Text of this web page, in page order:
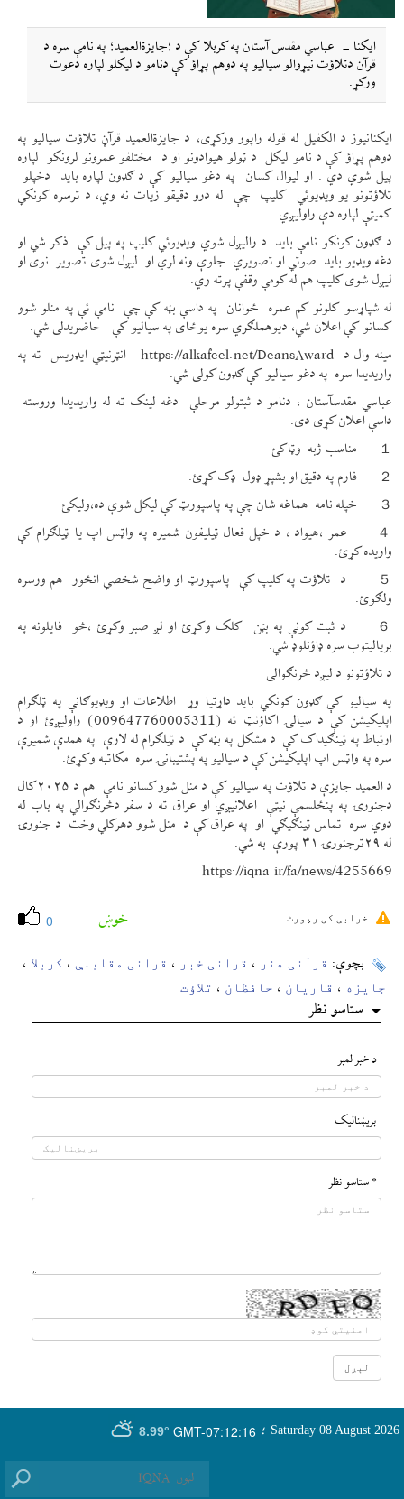
ایکنا - عباسي مقدس آستان په کربلا کې د ؛جایزةالعمید؛ په نامې سره د
قرآن دتلاؤت نیړوالو سیالیو په دوهم پړاؤ کې دنامو د لیکلو لپاره دعوت
ورکړ.
ایکنانیوز د الکفیل له قوله راپور ورکړی، د جایزةالعمید قرآڼ تلاؤت سیالیو په
دوهم پړاؤ کې د نامو لیکل د ټولو هیوادونو او د مختلفو عمرونو لرونکو لپاره
پیل شوي دي . او لیوال کسان په دغو سیالیو کې د ګډون لپاره باید دخپلو
تلاؤتونو یو ویډیوئي کلیپ چې له درو دقیقو زیات نه وي، د ترسره کونکي
کمیټې لپاره دې راولیږي.
د ګډون کونکو نامې باید د رالیږل شوي ویډیوئي کلیپ په پیل کې ذکر شي او
دغه ویډیو باید صوتي او تصویري جلوې ونه لري او لیږل شوی تصویر نوی او
لیږل شوی کلیپ هم له کومې وقفې پرته وي.
له شپاړسو کلونو کم عمره ځوانان په داسې بڼه کې چې نامې ئې په منلو شوو
کسانو کې اعلان شي، دیوهملګري سره یوځای په سیالیو کې حاضریدلی شي.
مینه وال د https://alkafeel.net/DeansAward انټرنیټي ایډریس ته په
واریدیدا سره په دغو سیالیو کې ګډون کولی شي.
عباسي مقدسآستان ، دنامو د ثبتولو مرحلې دغه لینک ته له واریدیدا وروسته
داسې اعلان کړی دی.
１ مناسب ژبه وټاکئ
２ فارم په دقیق او بشپړ ډول ډک کړئ.
３ خپله نامه هماغه شان چې په پاسپورټ کې لیکل شوې ده،ولیکئ
４ عمر ،هیواد ، د خپل فعال ټيلیفون شمیره په واټس اپ یا ټیلګرام کې
واریده کړئ.
５ د تلاؤت په کلیپ کې پاسپورټ او واضح شخصي انځور هم ورسره
ولګوئ.
６ د ثبت کونې په بټن کلک وکړئ او لږ صبر وکړئ ،څو فایلونه په
بریالیتوب سره ډاؤنلوډ شي.
د تلاؤتونو د لیږد څرنګوالی
په سیالیو کې ګډون کونکي باید داړتیا وړ اطلاعات او ویډیوګانې په ټلګرام
اپلیکیشن کې د سیالۍ اکاؤنټ ته (009647760005311) راولیږئ او د
ارتباط په ټينګیداک کې د مشکل په بڼه کې د ټیلګرام له لارې په همدې شمیرې
سره په واټس اپ اپلیکیشن کې د سیالیو په پشتیبانۍ سره مکاتبه وکړئ.
د العمید جایزې د تلاؤت په سیالیو کې د منل شوو کسانو نامې هم د ۲۰۲۵کال
دجنورۍ په پنځلسمې نیټې اعلانیږي او عراق ته د سفر دڅرنګوالي په باب له
دوي سره تماس ټينګیګي او په عراق کې د منل شوو دهرکلي وخت د جنورۍ
له ۲۹ترجنورۍ ۳۱ پورې به شي.
https://iqna.ir/fa/news/4255669
0 خوښ خرابی کی رپورٹ
بچوې: قرآنی هنر ، قرانی خبر ، قرانی مقابلې ، کربلا ،
جایزه ، قاریان ، حافظان ، تلاؤت
ستاسو نظر
د خبر لمبر
بريښناليک
* ستاسو نظر
GMT-07:12:16
8.99° Saturday 08 August 2026 ؛